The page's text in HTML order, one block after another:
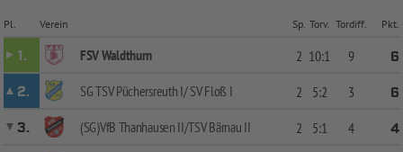
Pl. Verein Sp. Torv. Tordiff. Pkt.
1. FSV Waldthurn 2 10:1 9
6
2.
SG TSV Püchersreuth I/ SV Floß I 2 5:2 3
6
3.
(SG)VfB Thanhausen II/TSV Bärnau II 2 5:1 4
4